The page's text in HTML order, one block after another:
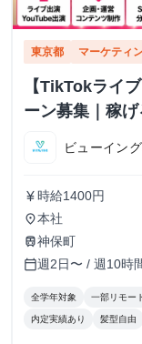
東京都 マーケティ
【TikTokライ
ーン募集｜稼
ビューイン
currency_yen 時給1400円
place本社
train神保町
calendar_today週2日〜 / 週10時
全学年対象 一部リモー
内定実績あり 髪型自由